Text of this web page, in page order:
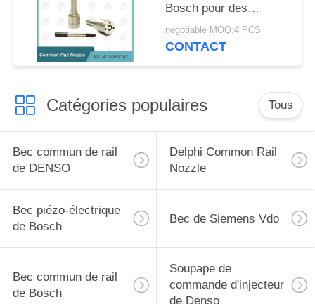
Bosch pour des
injecteurs 0 445 110
375/634
negotiable MOQ:4 PCS
CONTACT
Catégories populaires Tous
Bec commun de rail
de DENSO
Delphi Common Rail
Nozzle
Bec piézo-électrique
de Bosch
Bec de Siemens Vdo
Bec commun de rail
de Bosch
Soupape de
commande d'injecteur
de Denso